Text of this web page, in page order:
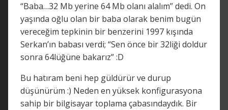
“Baba…32 Mb yerine 64 Mb olanı alalım” dedi. On
yaşında oğlu olan bir baba olarak benim bugün
vereceğim tepkinin bir benzerini 1997 kışında
Serkan’ın babası verdi; “Sen önce bir 32liği doldur
sonra 64lüğüne bakarız” :D
Bu hatıram beni hep güldürür ve durup
düşünürüm :) Neden en yüksek konfigurasyona
sahip bir bilgisayar toplama çabasındaydık. Bir